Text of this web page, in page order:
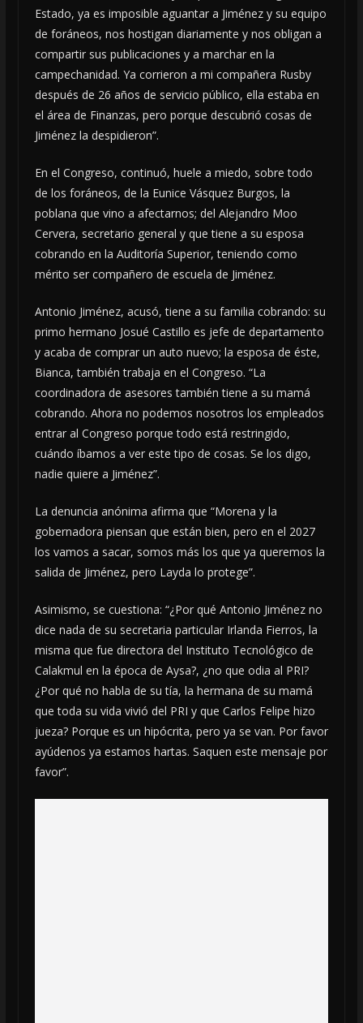
Estado, ya es imposible aguantar a Jiménez y su equipo
de foráneos, nos hostigan diariamente y nos obligan a
compartir sus publicaciones y a marchar en la
campechanidad. Ya corrieron a mi compañera Rusby
después de 26 años de servicio público, ella estaba en
el área de Finanzas, pero porque descubrió cosas de
Jiménez la despidieron”.
En el Congreso, continuó, huele a miedo, sobre todo
de los foráneos, de la Eunice Vásquez Burgos, la
poblana que vino a afectarnos; del Alejandro Moo
Cervera, secretario general y que tiene a su esposa
cobrando en la Auditoría Superior, teniendo como
mérito ser compañero de escuela de Jiménez.
Antonio Jiménez, acusó, tiene a su familia cobrando: su
primo hermano Josué Castillo es jefe de departamento
y acaba de comprar un auto nuevo; la esposa de éste,
Bianca, también trabaja en el Congreso. “La
coordinadora de asesores también tiene a su mamá
cobrando. Ahora no podemos nosotros los empleados
entrar al Congreso porque todo está restringido,
cuándo íbamos a ver este tipo de cosas. Se los digo,
nadie quiere a Jiménez”.
La denuncia anónima afirma que “Morena y la
gobernadora piensan que están bien, pero en el 2027
los vamos a sacar, somos más los que ya queremos la
salida de Jiménez, pero Layda lo protege”.
Asimismo, se cuestiona: “¿Por qué Antonio Jiménez no
dice nada de su secretaria particular Irlanda Fierros, la
misma que fue directora del Instituto Tecnológico de
Calakmul en la época de Aysa?, ¿no que odia al PRI?
¿Por qué no habla de su tía, la hermana de su mamá
que toda su vida vivió del PRI y que Carlos Felipe hizo
jueza? Porque es un hipócrita, pero ya se van. Por favor
ayúdenos ya estamos hartas. Saquen este mensaje por
favor”.